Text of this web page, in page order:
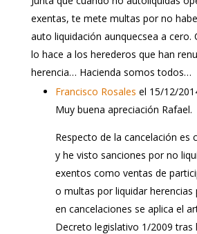
exentas, te mete multas por no
auto liquidación aunquecsea a cero.
lo hace a los herederos que han
herencia… Hacienda somos todos…
Francisco Rosales el 15/12/
Muy buena apreciación Rafael.
Respecto de la cancelación es
y he visto sanciones por no
exentos como ventas de
o multas por liquidar herencias
en cancelaciones se aplica el
Decreto legislativo 1/2009 tras